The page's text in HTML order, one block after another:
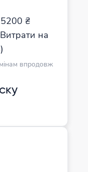
₴
на
впродовж